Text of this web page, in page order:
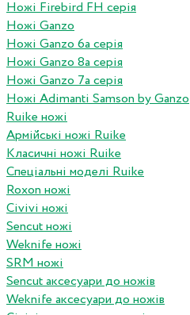
Ножі Firebird FH серія
Ножі Ganzo
Ножі Ganzo 6а серія
Ножі Ganzo 8а серія
Ножі Ganzo 7а серія
Ножі Adimanti Samson by Ganzo
Ruike ножі
Армійські ножі Ruike
Класичні ножі Ruike
Спеціальні моделі Ruike
Roxon ножi
Civivi ножі
Sencut ножі
Weknife ножі
SRM ножі
Sencut аксесуари до ножів
Weknife аксесуари до ножів